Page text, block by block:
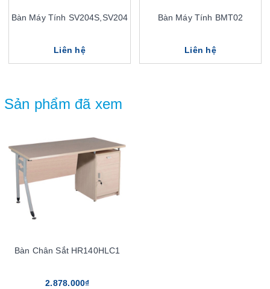
Bàn Máy Tính SV204S,SV204
Liên hệ
Bàn Máy Tính BMT02
Liên hệ
Sản phẩm đã xem
Bàn Chân Sắt HR140HLC1
2.878.000₫